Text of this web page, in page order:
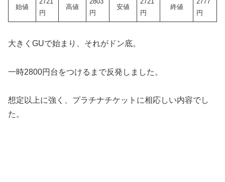
始値
円
高値
円
安値
円
終値
円
大きくGUで始まり、それがドン底。
一時2800円台をつけるまで反発しました。
想定以上に強く、プラチナチケットに相応しい内容でし
た。